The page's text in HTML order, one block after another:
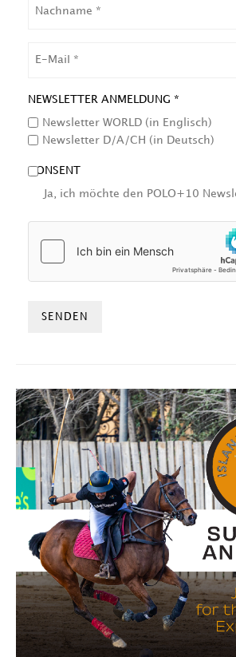
NEWSLETTER ANMELDUNG *
Newsletter WORLD (in Englisch)
Newsletter D/A/CH (in Deutsch)
CONSENT
Ja, ich möchte den POLO+10